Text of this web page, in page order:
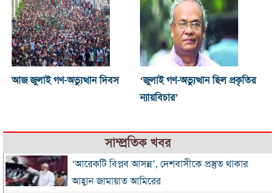
আজ জুলাই গণ-অভ্যুত্থান দিবস
‘জুলাই গণ-অভ্যুত্থান ছিল প্রকৃতির
ন্যায়বিচার’
সাম্প্রতিক খবর
‘আরেকটি বিপ্লব আসন্ন’, দেশবাসীকে প্রস্তুত থাকার
আহ্বান জামায়াত আমিরের